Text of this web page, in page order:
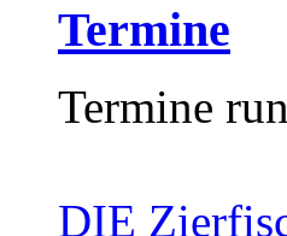
Termine
Termine
DIE